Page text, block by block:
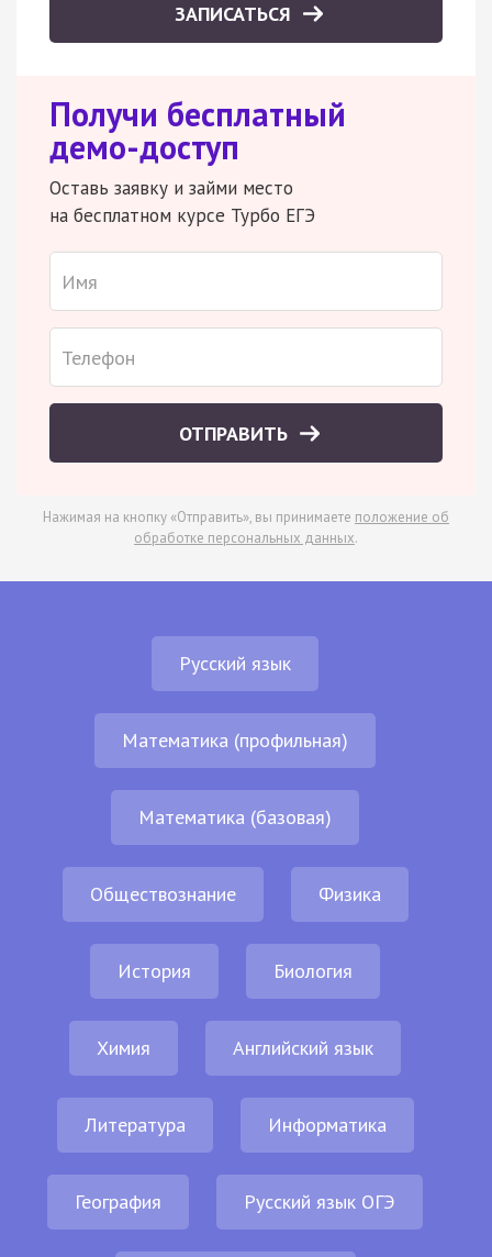
ЗАПИСАТЬСЯ
Получи бесплатный
демо-доступ
Оставь заявку и займи место
на бесплатном курсе Турбо ЕГЭ
ОТПРАВИТЬ
Нажимая на кнопку «Отправить», вы принимаете положение об
обработке персональных данных.
Русский язык
Математика (профильная)
Математика (базовая)
Обществознание Физика
История Биология
Химия Английский язык
Литература Информатика
География Русский язык ОГЭ